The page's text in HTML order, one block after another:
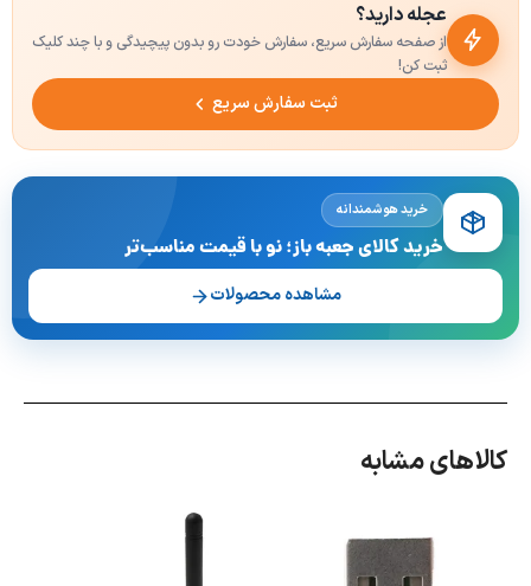
عجله دارید؟
از صفحه سفارش سریع، سفارش خودت رو بدون پیچیدگی و با چند کلیک
ثبت کن!
ثبت سفارش سریع
خرید هوشمندانه
خرید کالای جعبه باز؛ نو با قیمت مناسب‌تر
مشاهده محصولات
کالاهای مشابه